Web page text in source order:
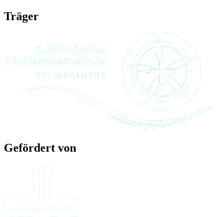
Träger
Gefördert von